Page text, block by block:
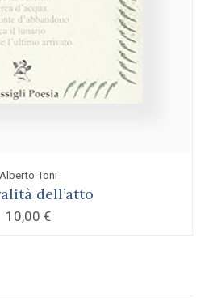
Alberto Toni
dell’atto
10,00 €